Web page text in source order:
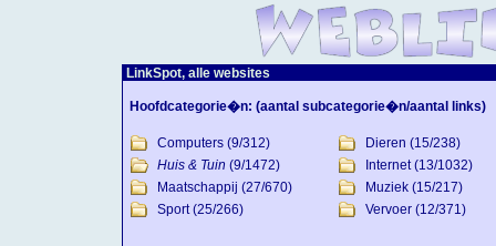
LinkSpot, alle websites
Hoofdcategorie�n: (aantal subcategorie�n/aantal links)
Computers (9/312) Dieren (15/238)
Huis & Tuin (9/1472) Internet(13/1032)
Maatschappij (27/670) Muziek (15/217)
Sport(25/266) Vervoer (12/371)